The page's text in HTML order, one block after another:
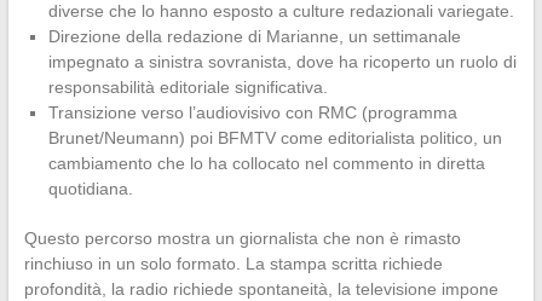
diverse che lo hanno esposto a culture redazionali variegate.
Direzione della redazione di Marianne, un settimanale
impegnato a sinistra sovranista, dove ha ricoperto un ruolo di
responsabilità editoriale significativa.
Transizione verso l’audiovisivo con RMC (programma
Brunet/Neumann) poi BFMTV come editorialista politico, un
cambiamento che lo ha collocato nel commento in diretta
quotidiana.
Questo percorso mostra un giornalista che non è rimasto
rinchiuso in un solo formato. La stampa scritta richiede
profondità, la radio richiede spontaneità, la televisione impone